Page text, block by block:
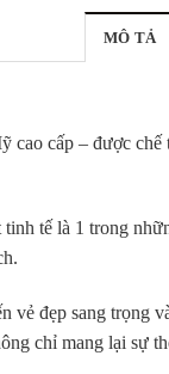
MÔ TẢ
cao cấp – được
tế là 1 trong
vẻ đẹp sang
chỉ mang lại sự